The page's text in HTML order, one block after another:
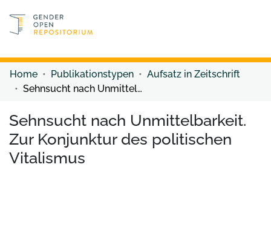
Discover content
Home Publikationstypen
Aufsatz in Zeitschrift
Sehnsucht nach Unmittelbarkeit. Zur Konjunktur des politischen Vitalismus
Sehnsucht nach Unmittelbarkeit.
Zur Konjunktur des politischen
Vitalismus